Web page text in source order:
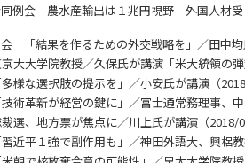
例会 農水産輸出は１兆円視野 外国人材受
「結果を作るための外交戦略を」／田中
大大学院教授／久保氏が講演「米大統領の
様な選択肢の提示を」／小安氏が講演（
術革新が経営の鍵に」／富士通常務理事、
選、地方票が焦点に／川上氏が講演（2018/
近平１強で副作用も」／神田外語大、興梠